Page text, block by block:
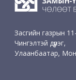
Засгийн газрын
Чингэлтэй дүүрэг,
Улаанбаатар,